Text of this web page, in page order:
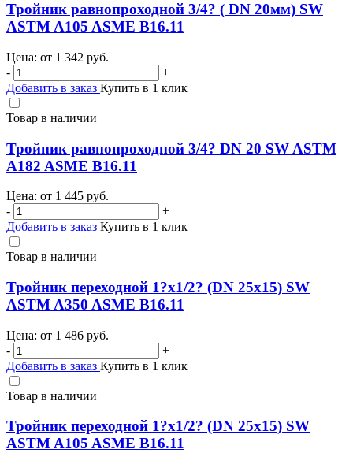
Тройник равнопроходной 3/4? ( DN 20мм) SW
ASTM A105 ASME B16.11
Цена: от 1 342 руб.
-
+
Добавить в заказ Купить в 1 клик
Товар в наличии
Тройник равнопроходной 3/4? DN 20 SW ASTM
A182 ASME B16.11
Цена: от 1 445 руб.
-
+
Добавить в заказ Купить в 1 клик
Товар в наличии
Тройник переходной 1?х1/2? (DN 25х15) SW
ASTM A350 ASME B16.11
Цена: от 1 486 руб.
-
+
Добавить в заказ Купить в 1 клик
Товар в наличии
Тройник переходной 1?х1/2? (DN 25х15) SW
ASTM A105 ASME B16.11